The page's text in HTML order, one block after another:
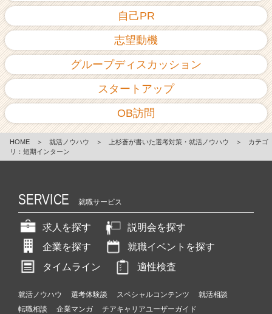
自己PR
志望動機
グループディスカッション
スタートアップ
OB訪問
HOME ＞ 就活ノウハウ ＞ 上杉蒼が書いた選考対策・就活ノウハウ ＞
カテゴ
リ：短期インターン
SERVICE 就職サービス
求人を探す
説明会を探す
企業を探す
就職イベントを探す
タイムライン
適性検査
就活ノウハウ 選考体験談 スペシャルコンテンツ
就活相談
転職相談
企業マンガ チアキャリアユーザーガイド